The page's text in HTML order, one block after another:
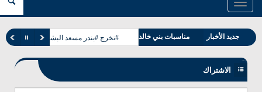
Toggle
navigation
جديد الأخبار مناسبات بني خالد #تخرج #بندر مسعد البشيت #الخالدي
الاشتراك